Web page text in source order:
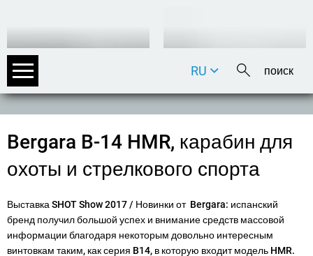
DE
IT
RU
Bergara B-14 HMR, карабин для
охоты и стрелкового спорта
Выставка SHOT Show 2017 / Новинки от Bergara: испанский
бренд получил большой успех и внимание средств массовой
информации благодаря некоторым довольно интересным
винтовкам таким, как серия B14, в которую входит модель HMR.